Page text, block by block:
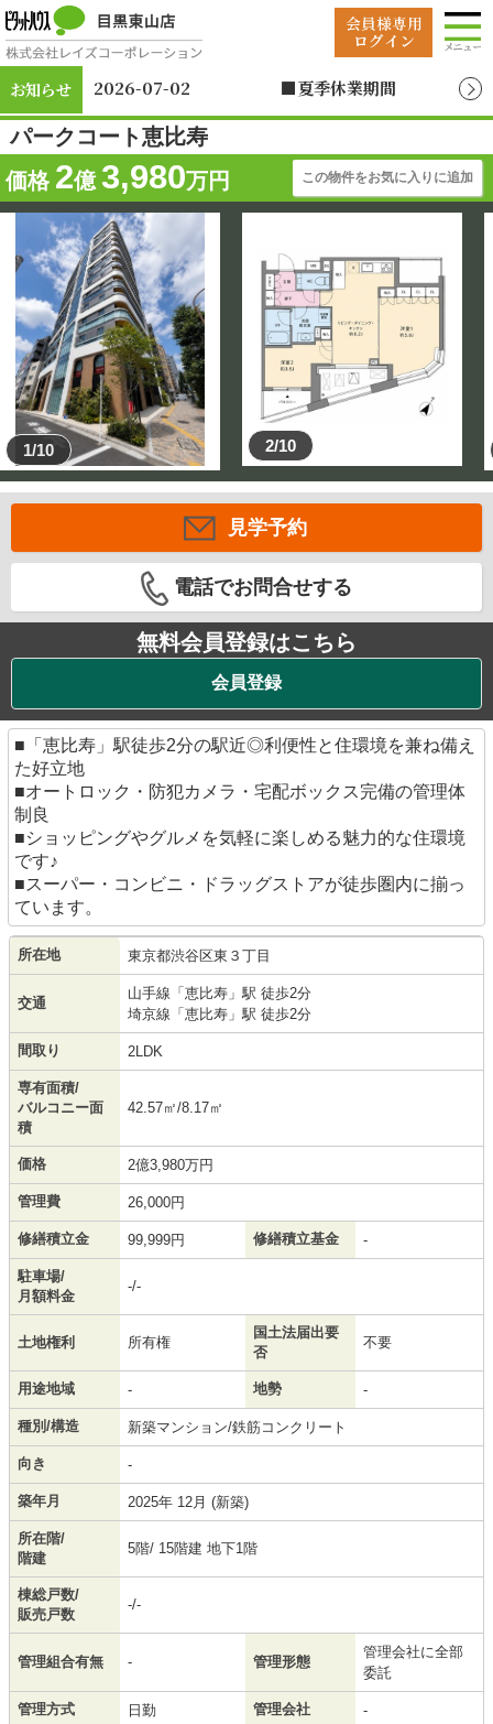
お知らせ 2026-07-02
■夏季休業期間
2026年8月12日（水）
（水）
パークコート恵比寿
価格 2億 3,980万円 この物件をお気に入りに追加
1/10 2/10
見学予約
電話でお問合せする
無料会員登録はこちら
会員登録
■「恵比寿」駅徒歩2分の駅近◎利便性と住環境を兼ね備え
た好立地
■オートロック・防犯カメラ・宅配ボックス完備の管理体
制良
■ショッピングやグルメを気軽に楽しめる魅力的な住環境
です♪
■スーパー・コンビニ・ドラッグストアが徒歩圏内に揃っ
ています。
所在地 東京都渋谷区東 ３丁目
交通
山手線 「 恵比寿 」駅 徒歩2分
埼京線 「 恵比寿 」駅 徒歩2分
間取り 2LDK
専有面積/
バルコニー面
積
42.57㎡/8.17㎡
価格 2億3,980万円
管理費 26,000円
修繕積立金 99,999円 修繕積立基金 -
駐車場/
月額料金
-/-
土地権利 所有権
国土法届出要
否
不要
用途地域 - 地勢 -
種別/構造 新築マンション/鉄筋コンクリート
向き -
築年月 2025年 12月 (新築)
所在階/
階建
5階/ 15階建 地下1階
棟総戸数/
販売戸数
-/-
管理組合有無 - 管理形態
管理会社に全部
委託
管理方式 日勤 管理会社 -